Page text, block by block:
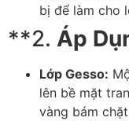
bị để làm cho
**2. Áp
Lớp Gesso:
lên bề mặt
vàng bám